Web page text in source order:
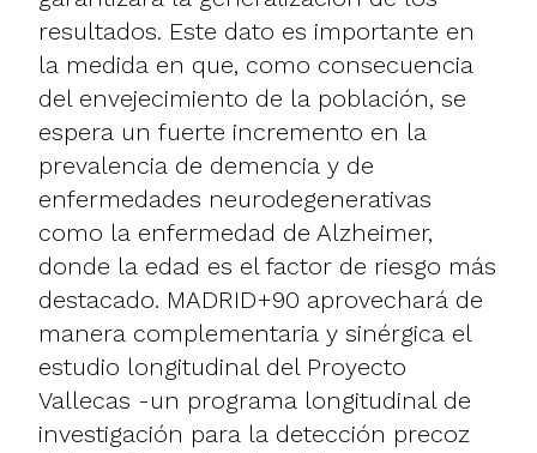
resultados. Este dato es importante en
la medida en que, como consecuencia
del envejecimiento de la población, se
espera un fuerte incremento en la
prevalencia de demencia y de
enfermedades neurodegenerativas
como la enfermedad de Alzheimer,
donde la edad es el factor de riesgo más
destacado. MADRID+90 aprovechará de
manera complementaria y sinérgica el
estudio longitudinal del Proyecto
Vallecas -un programa longitudinal de
investigación para la detección precoz